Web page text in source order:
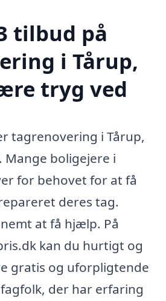
tilbud på
i Tårup,
tryg ved
tagrenovering i Tårup,
Mange boligejere i
for behovet for at få
deres tag.
at få hjælp. På
kan du hurtigt og
gratis og uforpligtende
der har erfaring